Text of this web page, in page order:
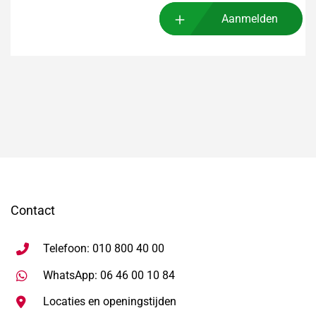
Aanmelden
Contact
Telefoon: 010 800 40 00
WhatsApp: 06 46 00 10 84Stuur WhatsApp bericht,
Locaties en openingstijden